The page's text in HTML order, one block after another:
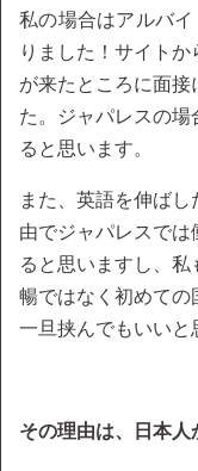
私の場合はアルバ
りました！サイト
が来たところに面接
た。ジャパレスの場
ると思います。
また、英語を伸ば
由でジャパレスで
ると思いますし、
暢ではなく初めての
一旦挟んでもいいと
その理由は、日本人